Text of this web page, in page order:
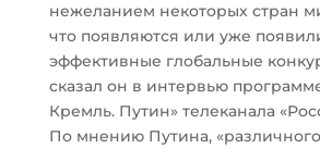
нежеланием некоторых стран
что появляются или уже
эффективные глобальные
сказал он в интервью
Кремль. Путин» телеканала
По мнению Путина,